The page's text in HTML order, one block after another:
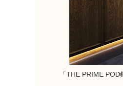
「THE PRIME